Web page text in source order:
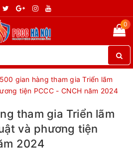
0
gian hàng tham gia Triển lãm
tiện PCCC - CNCH năm 2024
tham gia Triển lãm
và phương tiện
2024